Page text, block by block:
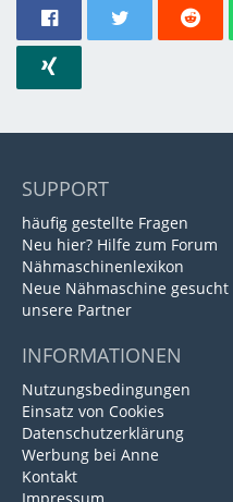
SUPPORT
häufig gestellte Fragen
Neu hier? Hilfe zum Forum
Nähmaschinenlexikon
Neue Nähmaschine gesucht
unsere Partner
INFORMATIONEN
Nutzungsbedingungen
Einsatz von Cookies
Datenschutzerklärung
Werbung bei Anne
Kontakt